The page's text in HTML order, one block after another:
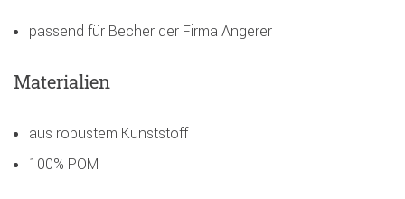
passend für Becher der Firma Angerer
Materialien
aus robustem Kunststoff
100% POM